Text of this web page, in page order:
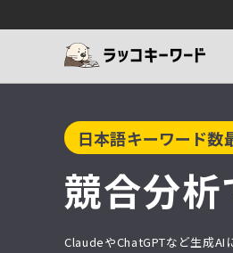
日本語キーワード数
競合分
ClaudeやChatGPTなど生成AI